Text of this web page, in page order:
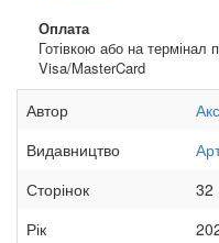
Оплата
Готівкою або на термінал
Visa/MasterCard
Автор
Видавництво
Сторінок
32
Рік